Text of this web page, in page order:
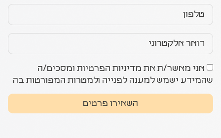
אני מאשר/ת את מדיניות הפרטיות ומסכים/ה
שהמידע ישמש למענה לפנייה ולמטרות המפורטות בה
השאירו פרטים